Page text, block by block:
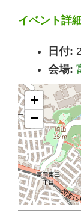
イベント詳
日付:
会場:
+
−